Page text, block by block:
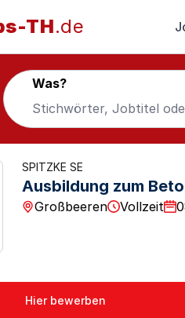
TH.de
Was?
SPITZKE SE
Ausbildung zum
Großbeeren Vollzeit
Hier bewerben